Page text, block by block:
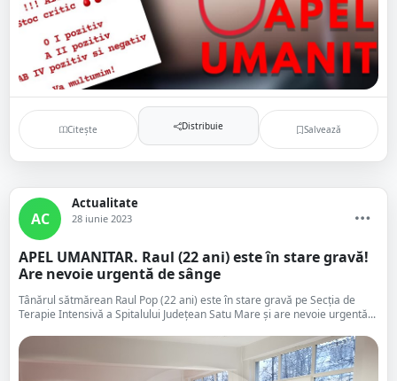
Citește Distribuie Salvează
AC
Actualitate
28 iunie 2023
APEL UMANITAR. Raul (22 ani) este în stare gravă!
Are nevoie urgentă de sânge
Tânărul sătmărean Raul Pop (22 ani) este în stare gravă pe Secția de
Terapie Intensivă a Spitalului Județean Satu Mare și are nevoie urgentă...